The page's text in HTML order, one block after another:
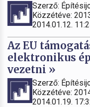
Szerző:
Közzétéve:
2014.01.12.
Az EU
elektronikus
vezetni »
Szerző:
Közzétéve:
2014.01.19.